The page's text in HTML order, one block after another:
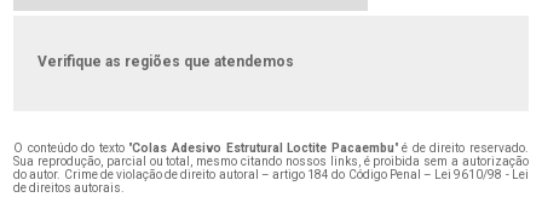
Verifique as regiões que atendemos
O conteúdo do texto "Colas Adesivo Estrutural Loctite Pacaembu" é de direito reservado.
Sua reprodução, parcial ou total, mesmo citando nossos links, é proibida sem a autorização
do autor. Crime de violação de direito autoral – artigo 184 do Código Penal –
Lei 9610/98 - Lei
de direitos autorais